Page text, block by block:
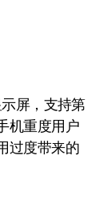
屏，支持第
机重度用户
过度带来的